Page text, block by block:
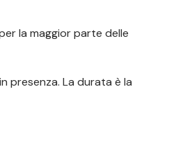
la maggior parte delle
presenza. La durata è la